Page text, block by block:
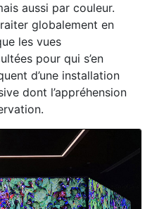
aussi par couleur.
globalement en
les vues
pour qui s’en
d’une installation
dont l’appréhension